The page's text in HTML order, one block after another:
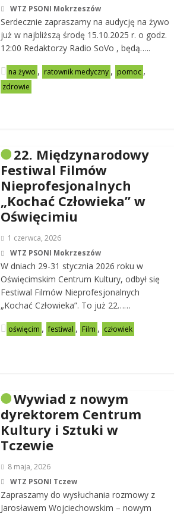
WTZ PSONI Mokrzeszów
Serdecznie zapraszamy na audycję na żywo
już w najbliższą środę 15.10.2025 r. o godz.
12:00 Redaktorzy Radio SoVo , będą…..
na żywo , ratownik medyczny , pomoc ,
zdrowie
22. Międzynarodowy
Festiwal Filmów
Nieprofesjonalnych
„Kochać Człowieka” w
Oświęcimiu
1 czerwca, 2026
WTZ PSONI Mokrzeszów
W dniach 29-31 stycznia 2026 roku w
Oświęcimskim Centrum Kultury, odbył się
Festiwal Filmów Nieprofesjonalnych
„Kochać Człowieka”. To już 22……
oświęcim , festiwal , Film , człowiek
Wywiad z nowym
dyrektorem Centrum
Kultury i Sztuki w
Tczewie
8 maja, 2026
WTZ PSONI Tczew
Zapraszamy do wysłuchania rozmowy z
Jarosławem Wojciechowskim – nowym